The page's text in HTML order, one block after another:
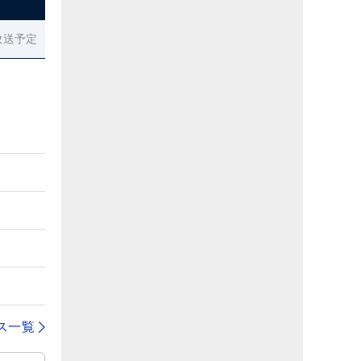
予定
一覧